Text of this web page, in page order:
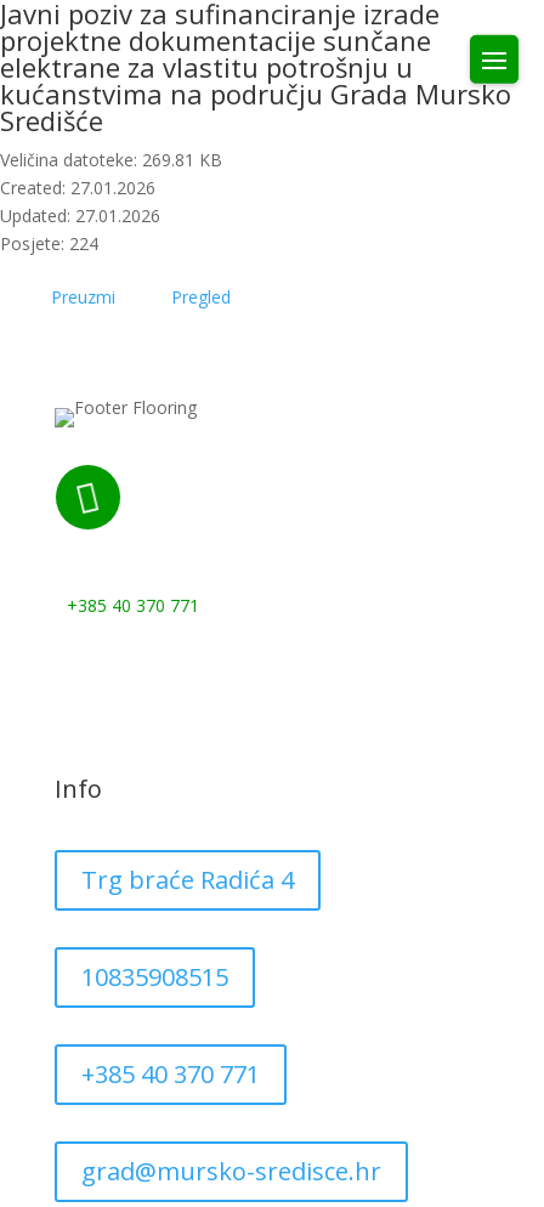
Javni poziv za sufinanciranje izrade
projektne dokumentacije sunčane
elektrane za vlastitu potrošnju u
kućanstvima na području Grada Mursko
Središće
Veličina datoteke: 269.81 KB
Created: 27.01.2026
Updated: 27.01.2026
Posjete: 224
Preuzmi Pregled

+385 40 370 771
Info
Trg braće Radića 4
10835908515
+385 40 370 771
grad@mursko-sredisce.hr